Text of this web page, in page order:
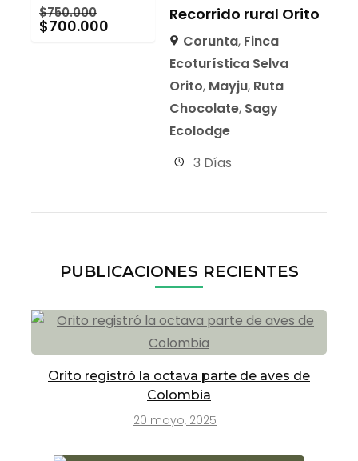
$750.000
$700.000
Recorrido rural Orito
Corunta, Finca
Ecoturística Selva
Orito, Mayju, Ruta
Chocolate, Sagy
Ecolodge
3 Días
PUBLICACIONES RECIENTES
Orito registró la octava parte de aves de
Colombia
20 mayo, 2025